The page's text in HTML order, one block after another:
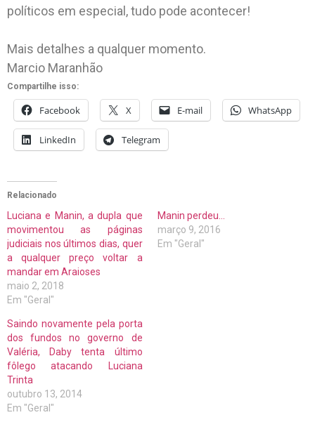
políticos em especial, tudo pode acontecer!
Mais detalhes a qualquer momento.
Marcio Maranhão
Compartilhe isso:
Facebook X E-mail WhatsApp
LinkedIn Telegram
Relacionado
Luciana e Manin, a dupla que
movimentou as páginas
judiciais nos últimos dias, quer
a qualquer preço voltar a
mandar em Araioses
maio 2, 2018
Em "Geral"
Manin perdeu…
março 9, 2016
Em "Geral"
Saindo novamente pela porta
dos fundos no governo de
Valéria, Daby tenta último
fôlego atacando Luciana
Trinta
outubro 13, 2014
Em "Geral"